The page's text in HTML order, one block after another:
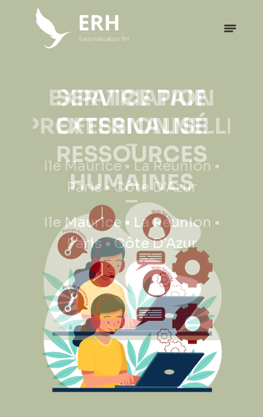
EXPATRIATION
PROFESSIONNELLE
Ile Maurice • La Réunion •
Paris • Côte D’Azur